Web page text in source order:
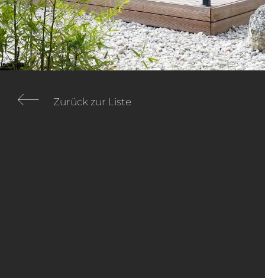
Zurück zur Liste